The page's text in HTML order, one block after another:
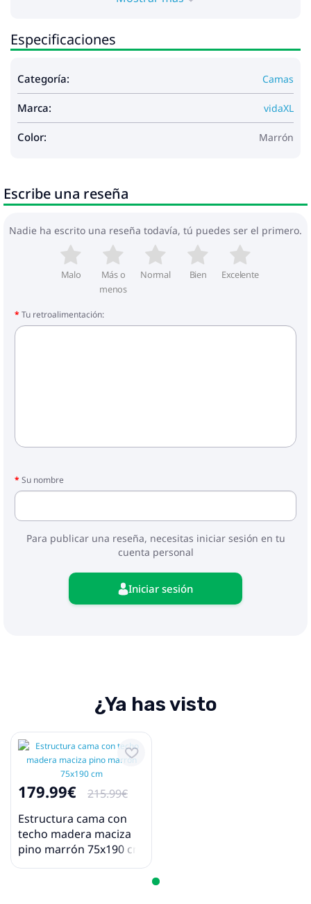
cm (ancho x largo) (el colchón no está incluido)
Color: Marrón cera
Material: Madera maciza de pino
x alto)
Edad adecuada del niño: Menor de 6 años
La entrega contiene:
1 x Estructura de cama
pieza está rota, rasgada o falta.
Especificaciones
Categoría: Camas
Marca: vidaXL
Color: Marrón
Escribe una reseña
Nadie ha escrito una reseña todavía, tú puedes ser el primero.
Malo
Más o
menos
Normal Bien Excelente
Tu retroalimentación:
Su nombre
Para publicar una reseña, necesitas iniciar sesión en tu
cuenta personal
Iniciar sesión
¿Ya has visto
179.99€
215.99€
Estructura cama con
techo madera maciza
pino marrón 75x190 cm